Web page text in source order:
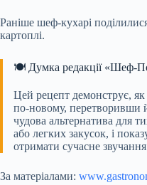
Раніше шеф-кухарі
картоплі.
🍽️ Думка редакції «Шеф-
Цей рецепт демонструє,
по-новому, перетворивши
чудова альтернатива для
або легких закусок, і
отримати сучасне
За матеріалами: